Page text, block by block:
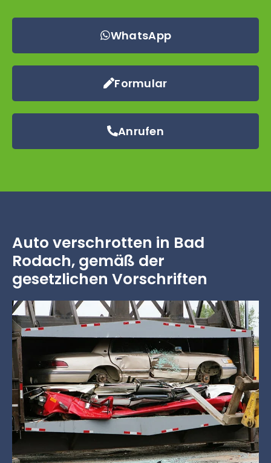
WhatsApp
Formular
Anrufen
Auto verschrotten in Bad
Rodach, gemäß der
gesetzlichen Vorschriften